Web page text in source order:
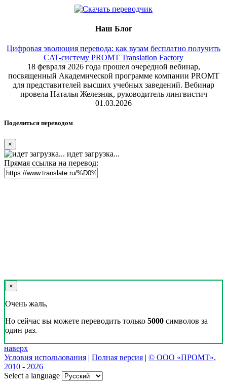
Наш Блог
Цифровая эволюция перевода: как вузам бесплатно получить
CAT-систему PROMT Translation Factory
18 февраля 2026 года прошел очередной вебинар,
посвященный Академической программе компании PROMT
для представителей высших учебных заведений. Вебинар
провела Наталья Железняк, руководитель лингвистич
01.03.2026
Поделиться переводом
×
идет загрузка...
Прямая ссылка на перевод:
×
Очень жаль,
Но сейчас вы можете переводить только 5000 символов за
один раз.
наверх
Условия использования | Полная версия | © ООО «ПРОМТ»,
2010 - 2026
Select a language